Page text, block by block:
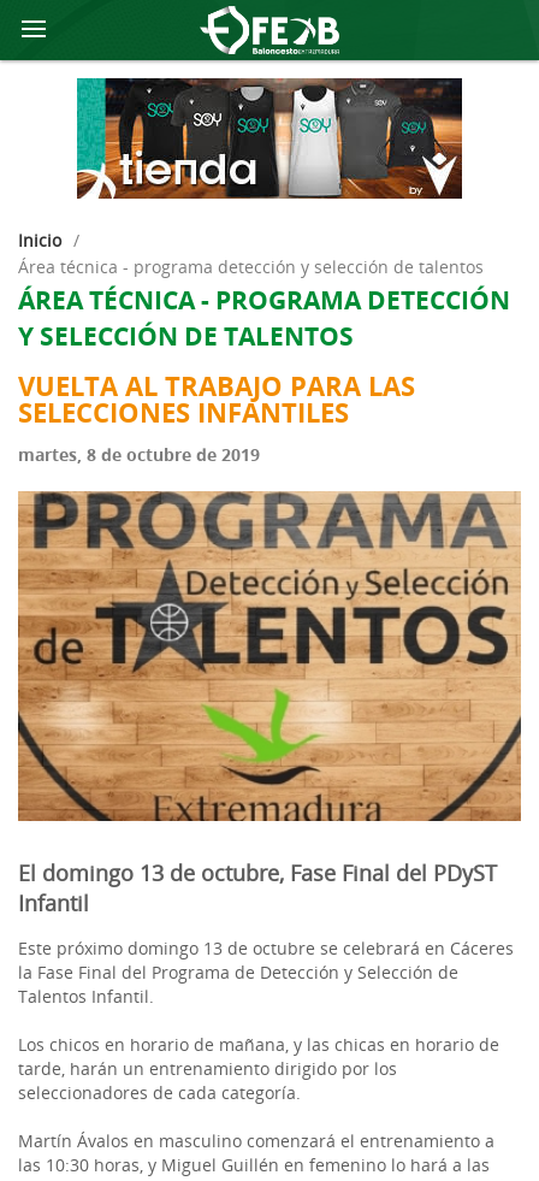
Inicio /
área técnica - programa detección y selección de talentos
ÁREA TÉCNICA - PROGRAMA DETECCIÓN
Y SELECCIÓN DE TALENTOS
VUELTA AL TRABAJO PARA LAS
SELECCIONES INFANTILES
martes, 8 de octubre de 2019
El domingo 13 de octubre, Fase Final del PDyST
Infantil
Este próximo domingo 13 de octubre se celebrará en Cáceres
la Fase Final del Programa de Detección y Selección de
Talentos Infantil.
Los chicos en horario de mañana, y las chicas en horario de
tarde, harán un entrenamiento dirigido por los
seleccionadores de cada categoría.
Martín Ávalos en masculino comenzará el entrenamiento a
las 10:30 horas, y Miguel Guillén en femenino lo hará a las